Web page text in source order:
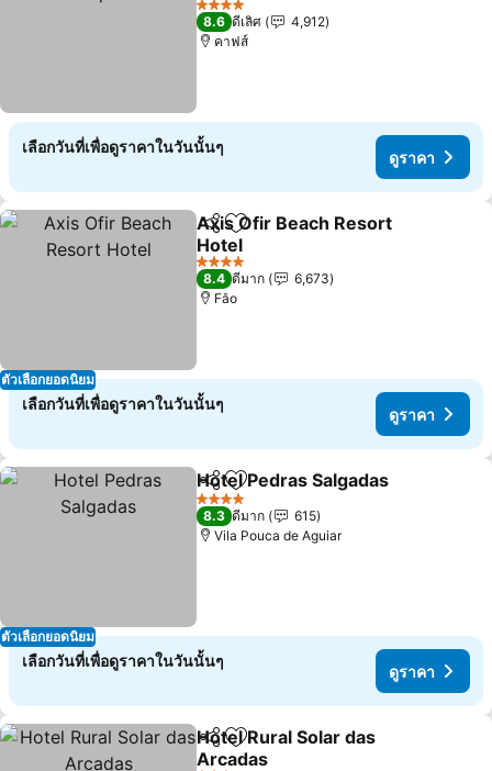
4 ดาว
8.6 ดีเลิศ
4,912
คาฟส์
เลือกวันที่เพื่อดูราคาในวันนั้นๆ
ดูราคา
ตัวเลือกยอดนิยม
แชร์ เพิ่มในรายการโปรด
Axis Ofir Beach Resort
Hotel
4 ดาว
8.4 ดีมาก
6,673
Fâo
เลือกวันที่เพื่อดูราคาในวันนั้นๆ
ดูราคา
ตัวเลือกยอดนิยม
แชร์ เพิ่มในรายการโปรด
Hotel Pedras Salgadas
4 ดาว
8.3 ดีมาก
615
Vila Pouca de Aguiar
เลือกวันที่เพื่อดูราคาในวันนั้นๆ
ดูราคา
แชร์ เพิ่มในรายการโปรด
Hotel Rural Solar das
Arcadas